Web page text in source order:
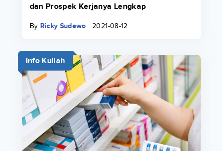
dan Prospek Kerjanya Lengkap
By Ricky Sudewo 2021-08-12
Info Kuliah